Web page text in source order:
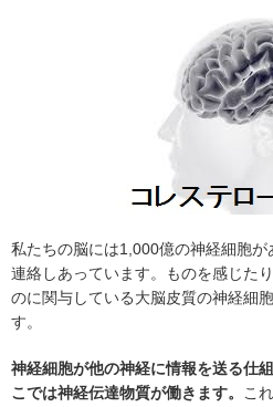
私たちの脳には1,000億の神経細胞
連絡しあっています。ものを感じた
のに関与している大脳皮質の神経細
す。
神経細胞が他の神経に情報を送る仕
こでは神経伝達物質が働きます。
こ